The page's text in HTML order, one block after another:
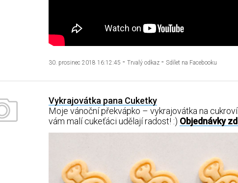
30. prosinec 2018 16:12:45 - Trvalý odkaz- Sdílet na Facebooku
Vykrajovátka pana Cuketky
Moje vánoční překvápko – vykrajovátka na
vám malí cukeťáci udělají radost! :) Objednávky